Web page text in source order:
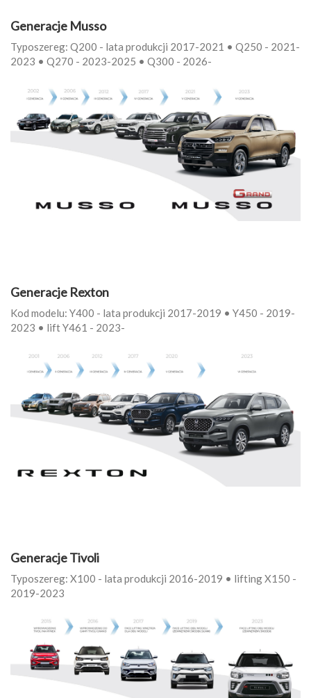
Generacje Musso
Typoszereg: Q200 - lata produkcji 2017-2021 • Q250 - 2021-
2023 • Q270 - 2023-2025 • Q300 - 2026-
Generacje Rexton
Kod modelu: Y400 - lata produkcji 2017-2019 • Y450 - 2019-
2023 • lift Y461 - 2023-
Generacje Tivoli
Typoszereg: X100 - lata produkcji 2016-2019 • lifting X150 -
2019-2023